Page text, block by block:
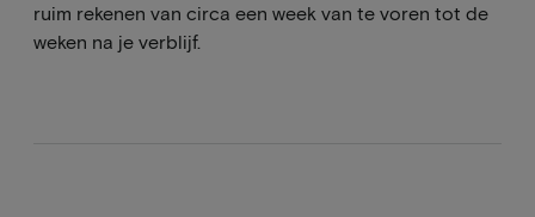
ruim rekenen van circa een week van te voren tot de
weken na je verblijf.